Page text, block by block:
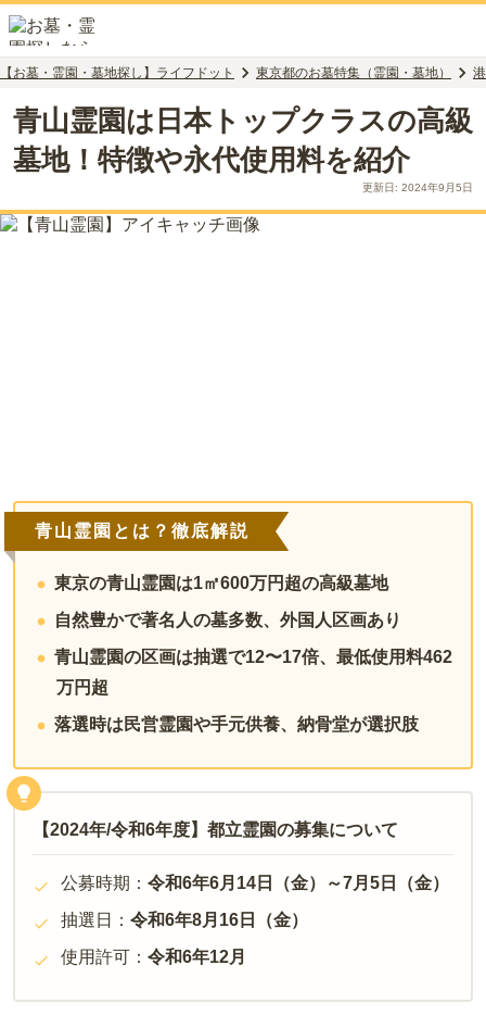
【お墓・霊園・墓地探し】ライフドット 東京都のお墓特集（霊園・墓地）
青山霊園は日本トップクラスの高級
墓地！特徴や永代使用料を紹介
更新日: 2024年9月5日
青山霊園とは？徹底解説
東京の青山霊園は1㎡600万円超の高級墓地
自然豊かで著名人の墓多数、外国人区画あり
青山霊園の区画は抽選で12〜17倍、最低使用料462
万円超
落選時は民営霊園や手元供養、納骨堂が選択肢
【2024年/令和6年度】都立霊園の募集について
公募時期： 令和6年6月14日（金）～7月5日（金）
抽選日： 令和6年8月16日（金）
使用許可： 令和6年12月